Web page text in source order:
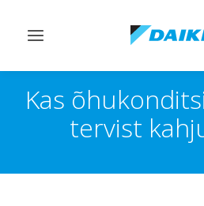
Lülitage
sisse/välja
Kas
tervist